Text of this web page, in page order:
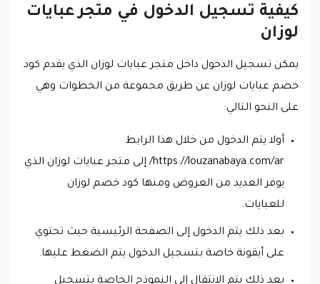
كيفية تسجيل الدخول في متجر عبايات
لوزان
يمكن تسجيل الدخول داخل متجر عبايات لوزان الذي يقدم كود
خصم عبايات لوزان عن طريق مجموعة من الخطوات وهي
على النحو التالي:
أولا يتم الدخول من خلال هذا الرابط
https://louzanabaya.com/ar/ إلى متجر عبايات لوزان الذي
يوفر العديد من العروض ومنها كود خصم لوزان
للعبايات.
بعد ذلك يتم الدخول إلى الصفحة الرئيسية حيث تحتوي
على أيقونة خاصة بتسجيل الدخول يتم الضغط عليها.
بعد ذلك يتم الانتقال إلى النموذج الخاصة بتسجيل